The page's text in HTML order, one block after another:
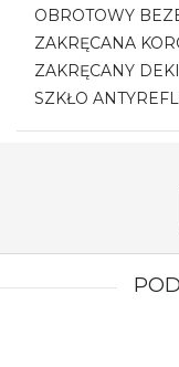
OBROTOWY
ZAKRĘCANA
ZAKRĘCANY
SZKŁO